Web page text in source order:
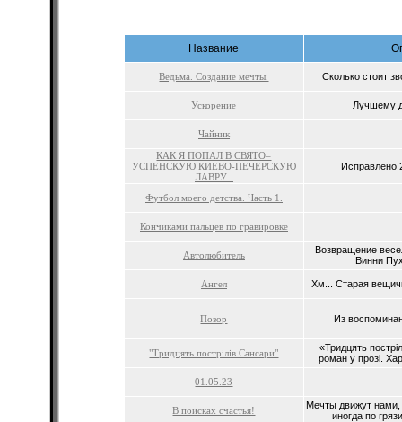
Название
Ведьма. Создание мечты. Сколько стоит
Ускорение Лучшему
Чайник
КАК Я ПОПАЛ В СВЯТО–
УСПЕНСКУЮ КИЕВО-ПЕЧЕРСКУЮ
ЛАВРУ...
Исправлено
Футбол моего детства. Часть 1.
Кончиками пальцев по гравировке
Автолюбитель
Возвращение
Винни
Ангел Хм... Старая
Позор Из
"Тридцять пострілів Сансари"
«Тридцять
роман у прозі.
01.05.23
В поисках счастья!
Мечты движут нами,
иногда по